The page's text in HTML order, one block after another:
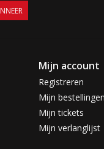
Mijn account
Registreren
Mijn bestellingen
Mijn tickets
Mijn verlanglijst